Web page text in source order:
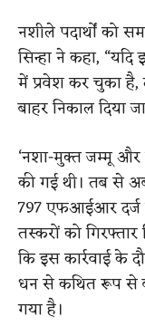
नशीले पदार्थों को
सिन्हा ने कहा,
में प्रवेश कर चुका है,
बाहर निकाल दिया
‘नशा-मुक्त जम्मू
की गई थी। तब से
797 एफआईआर
तस्करों को
कि इस कार्रवाई के
धन से कथित रूप से
गया है।